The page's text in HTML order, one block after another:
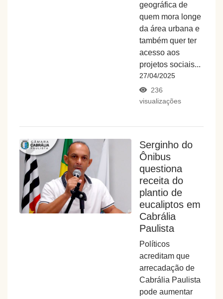
geográfica de
quem mora longe
da área urbana e
também quer ter
acesso aos
projetos sociais...
27/04/2025
236
visualizações
Serginho do
Ônibus
questiona
receita do
plantio de
eucaliptos em
Cabrália
Paulista
Políticos
acreditam que
arrecadação de
Cabrália Paulista
pode aumentar